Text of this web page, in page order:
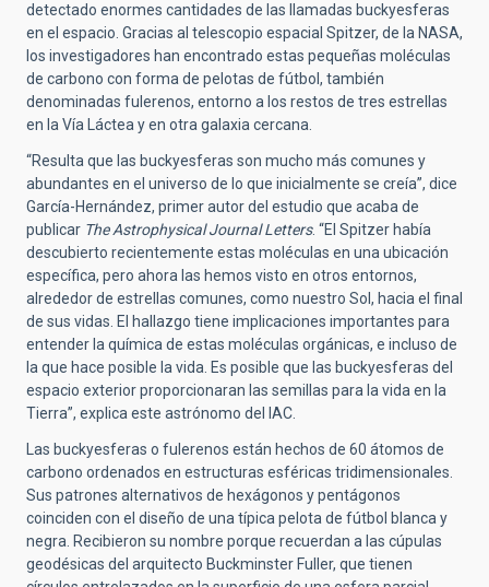
detectado enormes cantidades de las llamadas buckyesferas
en el espacio. Gracias al telescopio espacial Spitzer, de la NASA,
los investigadores han encontrado estas pequeñas moléculas
de carbono con forma de pelotas de fútbol, también
denominadas fulerenos, entorno a los restos de tres estrellas
en la Vía Láctea y en otra galaxia cercana.
“Resulta que las buckyesferas son mucho más comunes y
abundantes en el universo de lo que inicialmente se creía”, dice
García-Hernández, primer autor del estudio que acaba de
publicar The Astrophysical Journal Letters. “El Spitzer había
descubierto recientemente estas moléculas en una ubicación
específica, pero ahora las hemos visto en otros entornos,
alrededor de estrellas comunes, como nuestro Sol, hacia el final
de sus vidas. El hallazgo tiene implicaciones importantes para
entender la química de estas moléculas orgánicas, e incluso de
la que hace posible la vida. Es posible que las buckyesferas del
espacio exterior proporcionaran las semillas para la vida en la
Tierra”, explica este astrónomo del IAC.
Las buckyesferas o fulerenos están hechos de 60 átomos de
carbono ordenados en estructuras esféricas tridimensionales.
Sus patrones alternativos de hexágonos y pentágonos
coinciden con el diseño de una típica pelota de fútbol blanca y
negra. Recibieron su nombre porque recuerdan a las cúpulas
geodésicas del arquitecto Buckminster Fuller, que tienen